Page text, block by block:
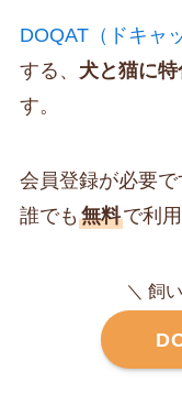
DOQAT（ドキャ
する、 犬と猫に
す。
会員登録が必要
誰でも 無料で利
＼ 飼